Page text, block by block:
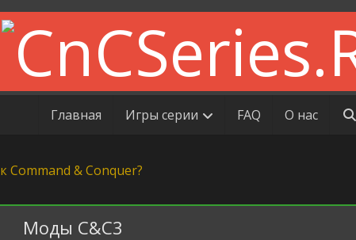
Главная Игры серии FAQ О нас
Моды C&C3